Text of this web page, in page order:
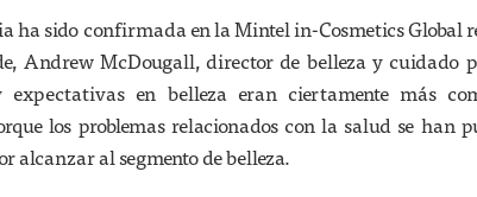
ha sido confirmada en la Mintel in-Cosmetics Global
Andrew McDougall, director de belleza y cuidado
expectativas en belleza eran ciertamente más
los problemas relacionados con la salud se han
alcanzar al segmento de belleza.